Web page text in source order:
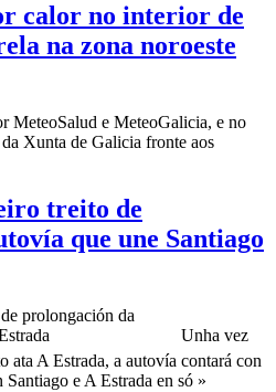
calor no interior de
na zona noroeste
MeteoSalud e MeteoGalicia, e no
Xunta de Galicia fronte aos
treito de
que une Santiago
Unha vez
ata A Estrada, a autovía contará con
e A Estrada en só »